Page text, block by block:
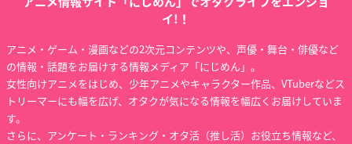
イ!！
アニメ・ゲーム・漫画などの2次元コンテンツや、声優・舞台・俳優など
の情報・話題をお届けする情報メディア「にじめん」。
女性向けアニメをはじめ、少年アニメやキャラクター作品、VTuberなどス
トリーマーにも幅を広げ、オタクが気になる情報を幅広くお届けしていま
す。
さらに、アンケート・ランキング・オタ活（推し活）お役立ち情報など、